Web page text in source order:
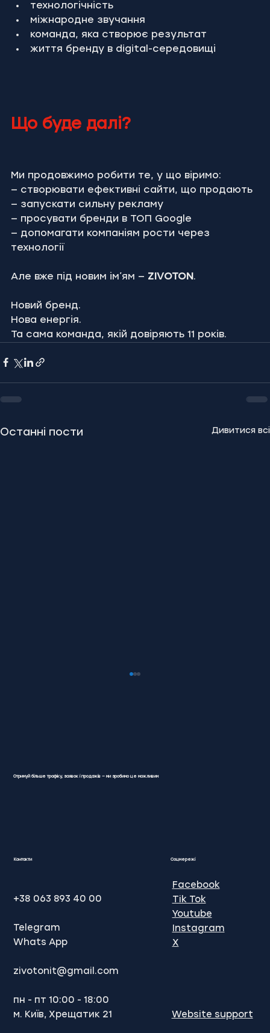
технологічність
міжнародне звучання
команда, яка створює результат
життя бренду в digital-середовищі
Що буде далі?
Ми продовжимо робити те, у що віримо:
— створювати ефективні сайти, що продають
— запускати сильну рекламу
— просувати бренди в ТОП Google
— допомагати компаніям рости через
технології
Але вже під новим ім’ям — ZIVOTON .
Новий бренд.
Нова енергія.
Та сама команда, якій довіряють 11 років.
Останні пости Дивитися всі
Отримуй більше трафіку, заявок і продажів — ми зробимо це можливим
Контакти
+38 063 893 40 00
Telegram
Whats App
​zivotonit@gmail.com
пн - пт 10:00 - 18:00
м. Київ, Хрещатик 21
Соцмережі
Facebook
Tik Tok
Youtube
Instagram
X
Website support